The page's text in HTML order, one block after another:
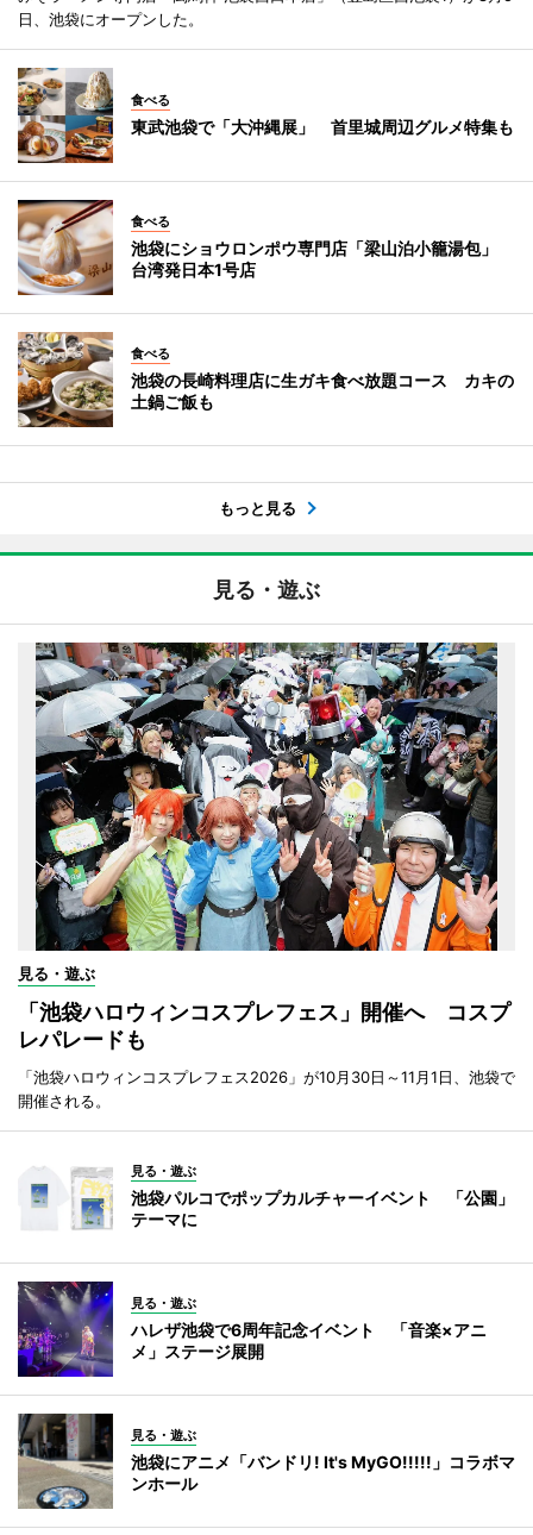
日、池袋にオープンした。
食べる
東武池袋で「大沖縄展」 首里城周辺グルメ特集も
食べる
池袋にショウロンポウ専門店「梁山泊小籠湯包」
台湾発日本1号店
食べる
池袋の長崎料理店に生ガキ食べ放題コース カキの
土鍋ご飯も
もっと見る
見る・遊ぶ
見る・遊ぶ
「池袋ハロウィンコスプレフェス」開催へ コスプ
レパレードも
「池袋ハロウィンコスプレフェス2026」が10月30日～11月1日、池袋で
開催される。
見る・遊ぶ
池袋パルコでポップカルチャーイベント 「公園」
テーマに
見る・遊ぶ
ハレザ池袋で6周年記念イベント 「音楽×アニ
メ」ステージ展開
見る・遊ぶ
池袋にアニメ「バンドリ! It's MyGO!!!!!」コラボマ
ンホール